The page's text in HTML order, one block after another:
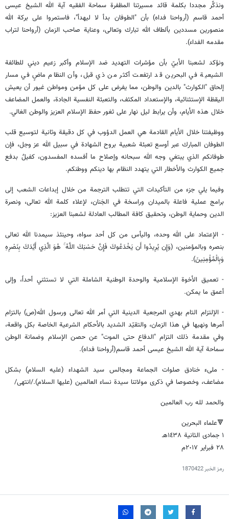
ونذكِّر مجددا بكلمة قائد مسيرتنا المظفرة سماحة الفقيه آية الله الشيخ عيسى
أحمد قاسم (أرواحنا فداه) بأن "الطوفان بدأ لا ليهدأ"، فاستمروا على بركة الله
منصورين مسددين بألطاف الله تبارك وتعالى، وعناية صاحب الزمان (أرواحنا لتراب
مقدمه الفداء).
ونؤكد لشعبنا الأبيّ بأن مؤشرات التهديد ضد الإسلام وأكبر زعيم ديني للطائفة
الشيعية في البحرين قد ارتفعت أكثر من ذي قبل، وأن النظام ماضٍ في مسار
إلحاق "الكوارث" بالدين والوطن، مما يفرض على كل مؤمن ومواطن غيور أن يعيش
اليقظة الإستثنائية، والإستعداد المكثف، والتعبئة النفسية الجادة، والعمل المضاعف
خلال هذه الأيام، وأن يرابط ليل نهار على ثغور حفظ الإسلام العزيز والوطن الغالي.
ووظيفتنا خلال الأيام القادمة هي العمل الدؤوب في كل دقيقة وثانية لتوسيع قلب
الطوفان المبارك عبر أوسع تعبئة شعبية بروح الشهادة في سبيل الله عز وجل، فإن
طوفانكم الذي يبتغي وجه الله سبحانه وإصلاح ما أفسده المفسدون، كفيلٌ بدفع
جميع الكوارث والأخطار التي يتهدد النظام بها دينكم ووطنكم.
وفيما يلي جزء من التأكيدات التي تتطلب الترجمة من خلال إبداعات الشعب إلى
برامج عملية فاعلة بالميدان وراسخة في الجَنان، لإعلاء كلمة الله تعالى، ونصرة
الدين وحماية الوطن، وتحقيق كافة المطالب العادلة لشعبنا العزيز:
- الإعتماد على الله وحده، واليأس من كل أحد سواه، وحينئذ سيمدنا الله تعالى
بنصره وبالمؤمنين، (وَإِن يُرِيدُوا أَن يَخْدَعُوكَ فَإِنَّ حَسْبَكَ اللَّهُ ۚ هُوَ الَّذِي أَيَّدَكَ بِنَصْرِهِ
وَبِالْمُؤْمِنِينَ).
- تعميق الأخوة الإسلامية والوحدة الوطنية الشاملة التي لا تستثني أحداً، وإلى
أعمق ما يمكن.
- الإلتزام التام بهدي المرجعية الدينية التي أمر الله تعالى ورسول الله(ص) بالتزام
أمرها ونهيها في هذا الزمان، والتقيّد الشديد بالأحكام الشرعية الخاصة بكل واقعة،
وفي مقدمة ذلك التزام "الدفاع حتى الموت" عن حصن الإسلام وضمانة الوطن
سماحة آية الله الشيخ عيسى أحمد قاسم(أرواحنا فداه).
- ملىء خنادق صلوات الجماعة ومجالس سيد الشهداء (عليه السلام) بشكل
مضاعف، وخصوصا في ذكرى مولاتنا سيدة نساء العالمين (عليها السلام)./انتهى/
والحمد لله رب العالمين
🔻علماء البحرين
١ جمادى الثانية ١٤٣٨هـ
٢٨ فبراير ٢٠١٧م
رمز الخبر1870422